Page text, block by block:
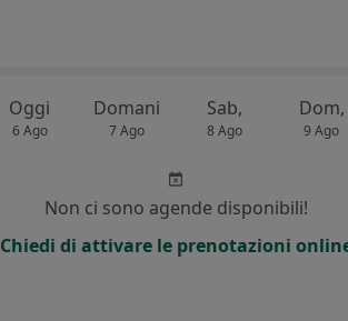
Oggi
6 Ago
Domani
7 Ago
Sab,
8 Ago
Dom,
9 Ago
Non ci sono agende disponibili!
Chiedi di attivare le prenotazioni